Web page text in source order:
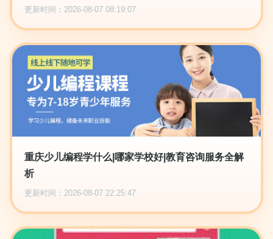
更新时间：2026-08-07 08:19:07
重庆少儿编程学什么|哪家学校好|教育咨询服务全解
析
更新时间：2026-08-07 22:25:47